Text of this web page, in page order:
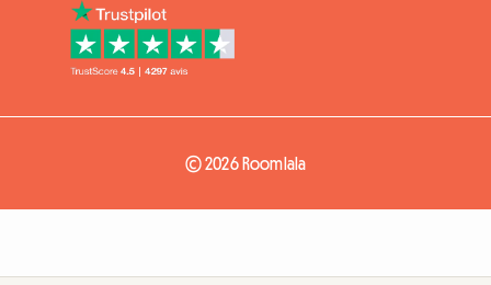
© 2026 Roomlala